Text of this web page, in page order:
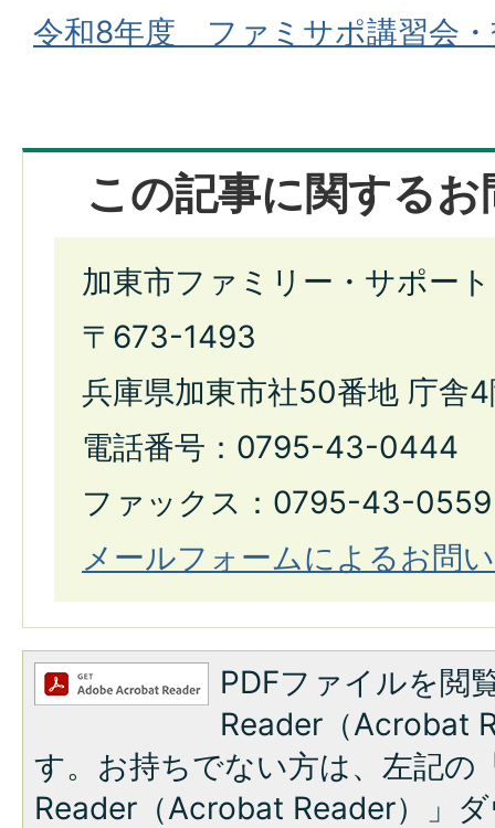
令和8年度 ファミサポ講習会・
この記事に関する
加東市ファミリー・サポー
〒673-1493
兵庫県加東市社50番地 庁舎
電話番号：0795-43-0444
ファックス：0795-43-0559
メールフォームによるお問
PDFファイルを閲
Reader（Acrobat
す。お持ちでない方は、左記の
Reader（Acrobat Reader）」